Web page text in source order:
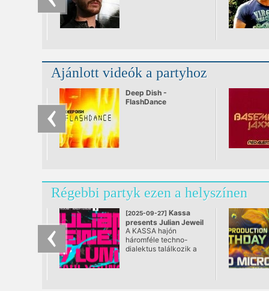
Ajánlott videók a partyhoz
Deep Dish -
FlashDance
Régebbi partyk ezen a helyszínen
[2025-09-27] Kassa
presents Julian Jeweil
/ Jay Lumen / Raul
Young
@ Kassa Hajó
A KASSA hajón
háromféle techno-
dialektus találkozik a